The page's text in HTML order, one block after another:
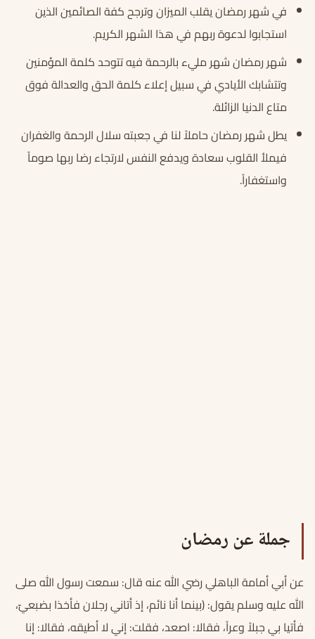
في شهر رمضان يقلب الميزان وترجح كفة الصائمين الذين
استجابوا لدعوة ربهم في هذا الشهر الكريم.
شهر رمضان شهر مليء بالرحمة فيه تتوحد كلمة المؤمنين
وتتشابك الأيادي في سبيل إعلاء كلمة الحق والعدالة فوق
متاع الدنيا الزائلة.
يطل شهر رمضان حاملاً لنا في جعبته سلال الرحمة والغفران
فيملأ القلوب سعادة ويدفع النفس لارتجاء رضا ربها صوماً
واستغفاراً.
جملة عن رمضان
عن أبي أمامة الباهلي رضي الله عنه قال: سمعت رسول الله صلى
الله عليه وسلم يقول: (بينما أنا نائم، إذ أتاني رجلان فأخذا بضبعيّ،
فأتيا بي جبلاً وعراً، فقالا: اصعد، فقلت: إني لا أطيقه، فقالا: إنا